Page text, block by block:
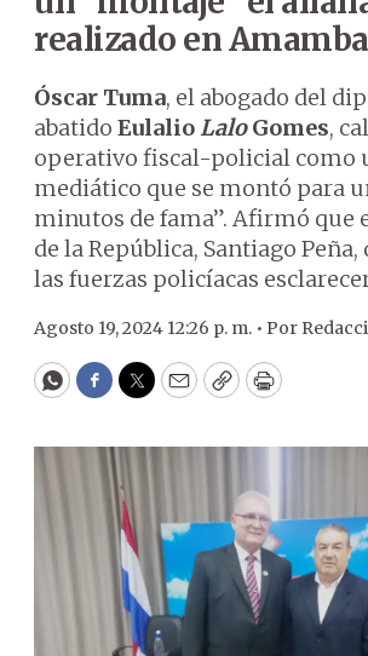
realizado en
Óscar Tuma, el abogado del
abatido EulalioLaloGomes,
operativo fiscal-policial como
mediático que se montó para
minutos de fama”. Afirmó que
de la República, Santiago
las fuerzas policíacas
Agosto 19, 2024 12:26 p. m. • Por
WhatsApp
Facebook
Twitter
EmailCopyPrint